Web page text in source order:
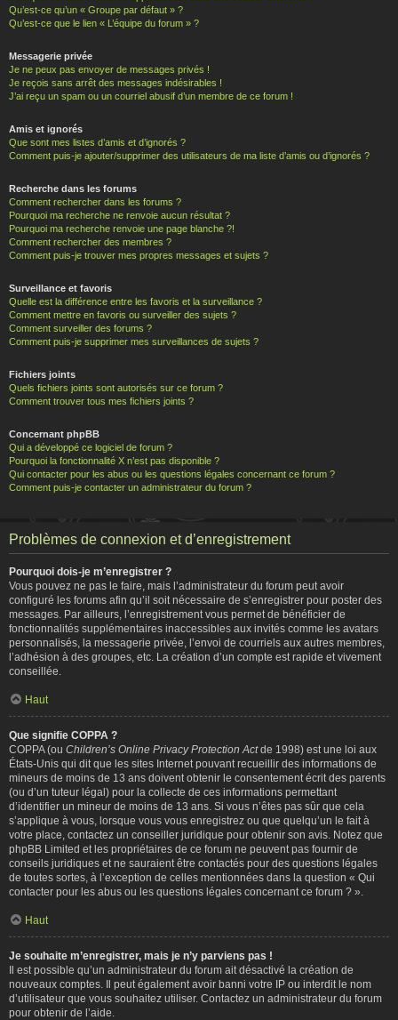
Qu’est-ce qu’un « Groupe par défaut » ?
Qu’est-ce que le lien « L’équipe du forum » ?
Messagerie privée
Je ne peux pas envoyer de messages privés !
Je reçois sans arrêt des messages indésirables !
J’ai reçu un spam ou un courriel abusif d’un membre de ce forum !
Amis et ignorés
Que sont mes listes d’amis et d’ignorés ?
Comment puis-je ajouter/supprimer des utilisateurs de ma liste d’amis ou d’ignorés ?
Recherche dans les forums
Comment rechercher dans les forums ?
Pourquoi ma recherche ne renvoie aucun résultat ?
Pourquoi ma recherche renvoie une page blanche ?!
Comment rechercher des membres ?
Comment puis-je trouver mes propres messages et sujets ?
Surveillance et favoris
Quelle est la différence entre les favoris et la surveillance ?
Comment mettre en favoris ou surveiller des sujets ?
Comment surveiller des forums ?
Comment puis-je supprimer mes surveillances de sujets ?
Fichiers joints
Quels fichiers joints sont autorisés sur ce forum ?
Comment trouver tous mes fichiers joints ?
Concernant phpBB
Qui a développé ce logiciel de forum ?
Pourquoi la fonctionnalité X n’est pas disponible ?
Qui contacter pour les abus ou les questions légales concernant ce forum ?
Comment puis-je contacter un administrateur du forum ?
Problèmes de connexion et d’enregistrement
Pourquoi dois-je m’enregistrer ?
Vous pouvez ne pas le faire, mais l’administrateur du forum peut avoir
configuré les forums afin qu’il soit nécessaire de s’enregistrer pour poster des
messages. Par ailleurs, l’enregistrement vous permet de bénéficier de
fonctionnalités supplémentaires inaccessibles aux invités comme les avatars
personnalisés, la messagerie privée, l’envoi de courriels aux autres membres,
l’adhésion à des groupes, etc. La création d’un compte est rapide et vivement
conseillée.
Haut
Que signifie COPPA ?
COPPA (ou Children’s Online Privacy Protection Actde 1998) est une loi aux
États-Unis qui dit que les sites Internet pouvant recueillir des informations de
mineurs de moins de 13 ans doivent obtenir le consentement écrit des parents
(ou d’un tuteur légal) pour la collecte de ces informations permettant
d’identifier un mineur de moins de 13 ans. Si vous n’êtes pas sûr que cela
s’applique à vous, lorsque vous vous enregistrez ou que quelqu’un le fait à
votre place, contactez un conseiller juridique pour obtenir son avis. Notez que
phpBB Limited et les propriétaires de ce forum ne peuvent pas fournir de
conseils juridiques et ne sauraient être contactés pour des questions légales
de toutes sortes, à l’exception de celles mentionnées dans la question « Qui
contacter pour les abus ou les questions légales concernant ce forum ? ».
Haut
Je souhaite m’enregistrer, mais je n’y parviens pas !
Il est possible qu’un administrateur du forum ait désactivé la création de
nouveaux comptes. Il peut également avoir banni votre IP ou interdit le nom
d’utilisateur que vous souhaitez utiliser. Contactez un administrateur du forum
pour obtenir de l’aide.